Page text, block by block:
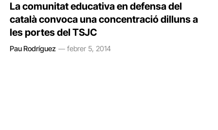
La comunitat educativa en defensa del
català convoca una concentració dilluns a
les portes del TSJC
Pau Rodríguez febrer 5, 2014